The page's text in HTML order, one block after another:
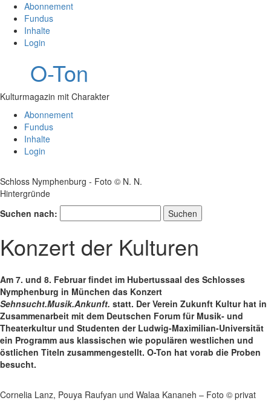
Abonnement
Fundus
Inhalte
Login
O-Ton
Kulturmagazin mit Charakter
Abonnement
Fundus
Inhalte
Login
Schloss Nymphenburg - Foto © N. N.
Hintergründe
Suchen nach:
Konzert der Kulturen
Am 7. und 8. Februar findet im Hubertussaal des Schlosses
Nymphenburg in München das Konzert
Sehnsucht.Musik.Ankunft. statt. Der Verein Zukunft Kultur hat in
Zusammenarbeit mit dem Deutschen Forum für Musik- und
Theaterkultur und Studenten der Ludwig-Maximilian-Universität
ein Programm aus klassischen wie populären westlichen und
östlichen Titeln zusammengestellt. O-Ton hat vorab die Proben
besucht.
Cornelia Lanz, Pouya Raufyan und Walaa Kananeh – Foto © privat